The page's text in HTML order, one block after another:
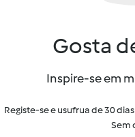
Gosta
Inspire-se em
Registe-se e usufrua de 30
Sem